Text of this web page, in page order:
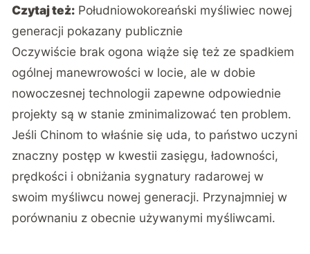
Czytaj też: Południowokoreański myśliwiec nowej
generacji pokazany publicznie
Oczywiście brak ogona wiąże się też ze spadkiem
ogólnej manewrowości w locie, ale w dobie
nowoczesnej technologii zapewne odpowiednie
projekty są w stanie zminimalizować ten problem.
Jeśli Chinom to właśnie się uda, to państwo uczyni
znaczny postęp w kwestii zasięgu, ładowności,
prędkości i obniżania sygnatury radarowej w
swoim myśliwcu nowej generacji. Przynajmniej w
porównaniu z obecnie używanymi myśliwcami.